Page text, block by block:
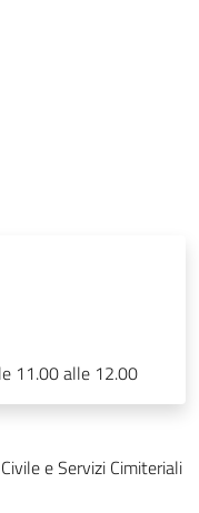
11.00 alle 12.00
e Servizi Cimiteriali